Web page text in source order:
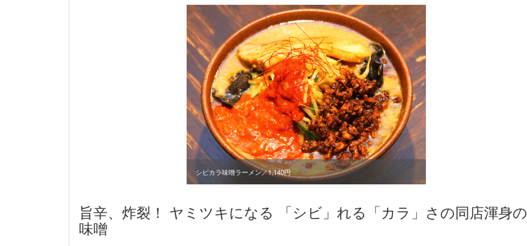
シビカラ味噌ラーメン／1,140円
旨辛、炸裂！ ヤミツキになる 「シビ」れる「カラ」さの同店渾身の
味噌